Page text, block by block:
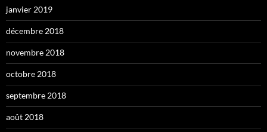
janvier 2019
décembre 2018
novembre 2018
octobre 2018
septembre 2018
août 2018